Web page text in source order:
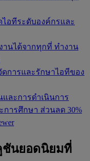
อทีระดับองค์กรและ
านได้จากทุกที่ ทำงาน
ดการและรักษาไอทีของ
ละการดำเนินการ
การศึกษา ส่วนลด 30%
ชันยอดนิยมที่